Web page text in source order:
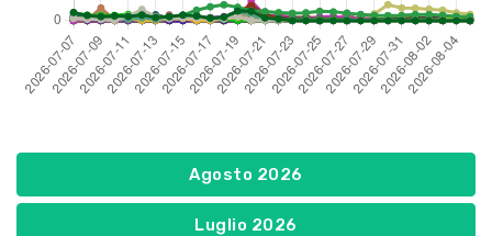
Agosto 2026
Luglio 2026